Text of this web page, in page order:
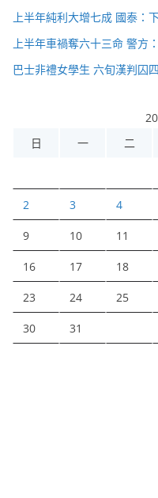
上半年純利大增七成 國泰：
上半年車禍奪六十三命 警方
巴士非禮女學生 六旬漢判囚
日
一 二
2 3 4
9 10 11
16 17 18
23 24 25
30 31